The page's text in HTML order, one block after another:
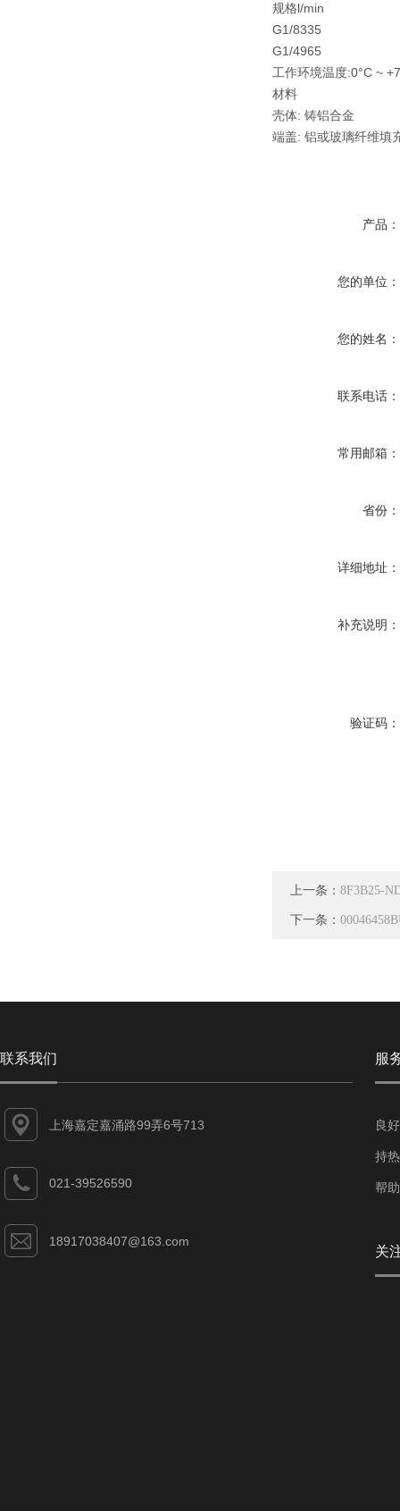
规格l/min
G1/8335
G1/4965
工作环境温度:0°C ~
材料
壳体: 铸铝合金
端盖: 铝或玻璃纤维填
产品：
您的单位：
您的姓名：
联系电话：
常用邮箱：
省份：
详细地址：
补充说明：
验证码：
上一条： 8F3B25-
下一条：
联系我们
上海嘉定嘉涌路99弄6号713
021-39526590
18917038407@163.com
服
良
持
帮
关